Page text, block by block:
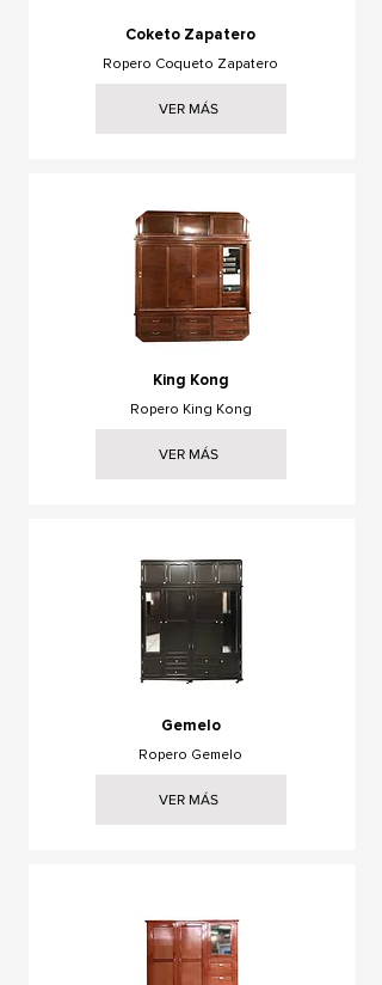
Coketo Zapatero
Ropero Coqueto Zapatero
VER MÁS
King Kong
Ropero King Kong
VER MÁS
Gemelo
Ropero Gemelo
VER MÁS